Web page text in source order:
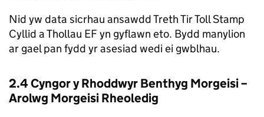
Nid yw data sicrhau ansawdd Treth Tir Toll Stamp
Cyllid a Thollau EF yn gyflawn eto. Bydd manylion
ar gael pan fydd yr asesiad wedi ei gwblhau.
2.4 Cyngor y Rhoddwyr Benthyg Morgeisi –
Arolwg Morgeisi Rheoledig